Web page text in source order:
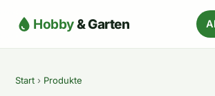
Hobby& Garten
Start › Produkte